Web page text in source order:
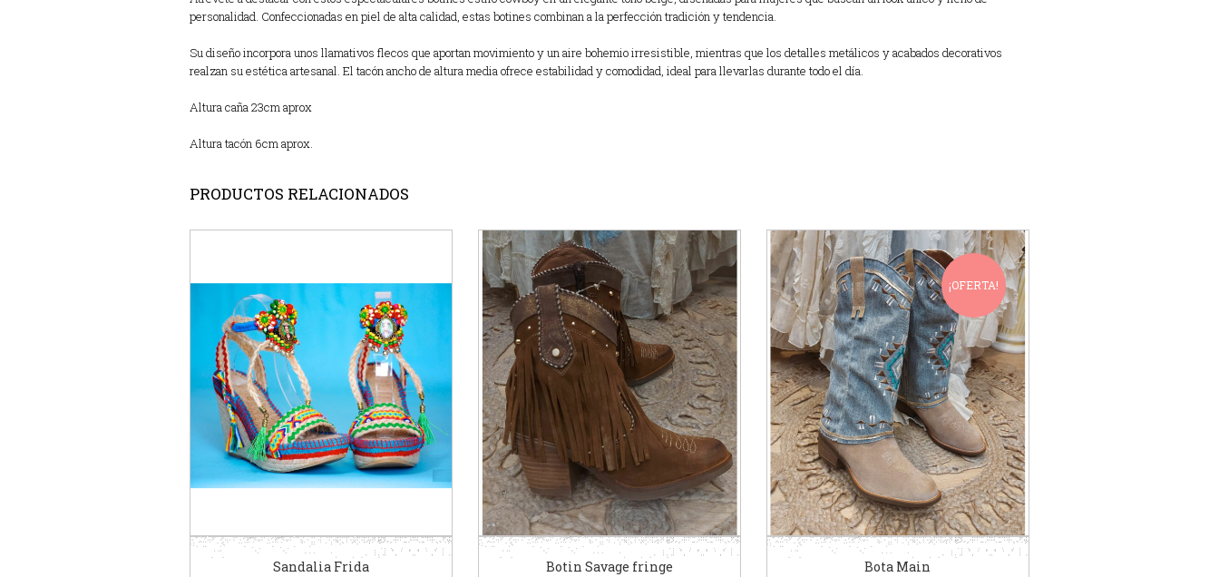
personalidad. Confeccionadas en piel de alta calidad, estas botines combinan a la perfección tradición y tendencia.
Su diseño incorpora unos llamativos flecos que aportan movimiento y un aire bohemio irresistible, mientras que los detalles metálicos y acabados decorativos
realzan su estética artesanal. El tacón ancho de altura media ofrece estabilidad y comodidad, ideal para llevarlas durante todo el día.
Altura caña 23cm aprox
Altura tacón 6cm aprox.
PRODUCTOS RELACIONADOS
Sandalia Frida Botin Savage fringe
¡OFERTA!
Bota Main